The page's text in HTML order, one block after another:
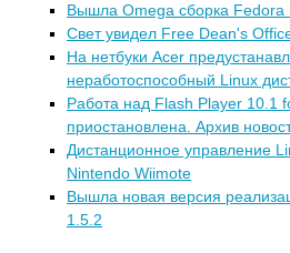
Вышла Omega сборка Fedora
Свет увидел Free Dean's
На нетбуки Acer
неработоспособный Linux
Работа над Flash Player 10.1
приостановлена. Архив
Дистанционное управление
Nintendo Wiimote
Вышла новая версия
1.5.2